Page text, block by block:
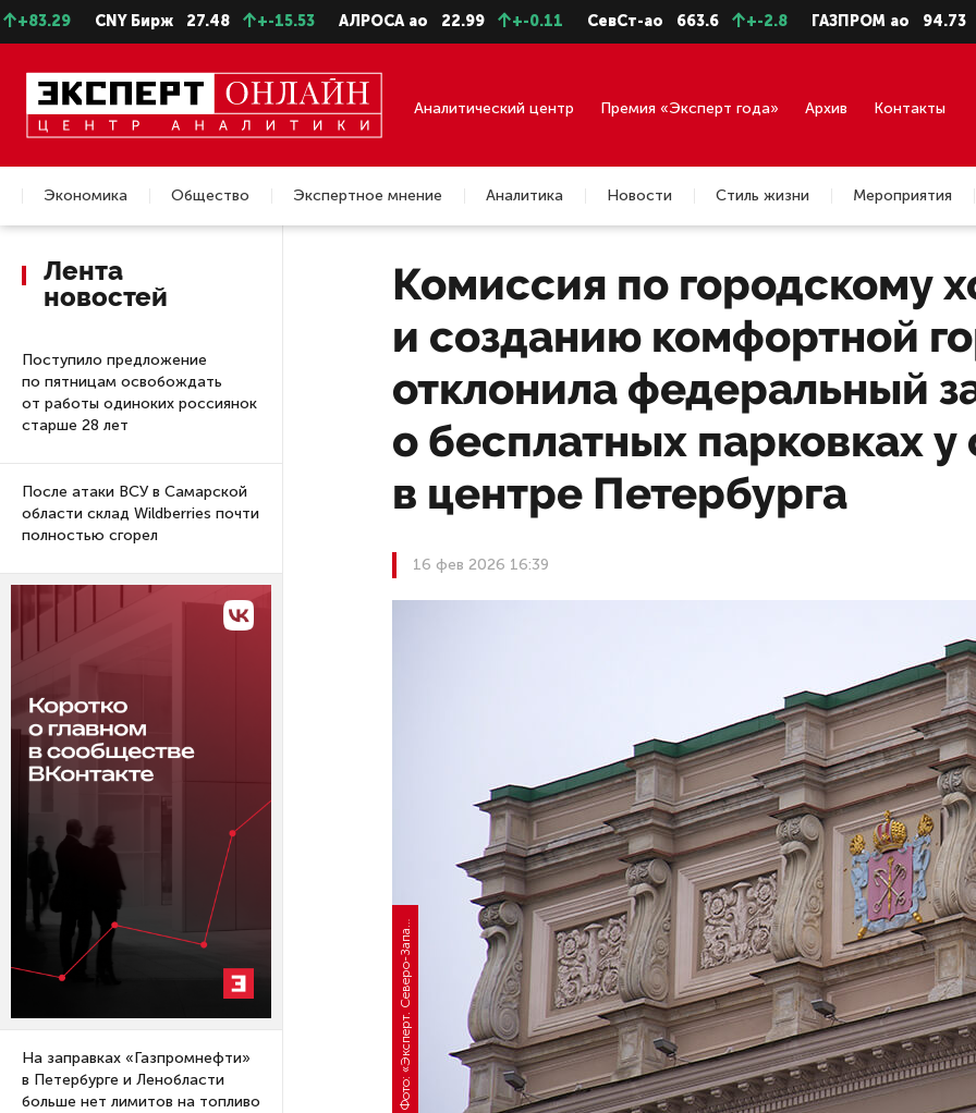
CNY Бирж 27.48 +-15.53 АЛРОСА ао 22.99 +-0.11 СевСт-ао 663.6 +-2.8 ГАЗПРОМ ао 94.73 +-
Аналитический центр Премия «Эксперт года» Архив Контакты
Экономика Общество Экспертное мнение Аналитика Новости Стиль жизни
Мероприятия
Недвижимость
Лента
новостей
Поступило предложение
по пятницам освобождать
от работы одиноких россиянок
старше 28 лет
После атаки ВСУ в Самарской
области склад Wildberries почти
полностью сгорел
На заправках «Газпромнефти»
в Петербурге и Ленобласти
больше нет лимитов на топливо
Комиссия по городскому
и созданию комфортной
отклонила федеральный
о бесплатных парковках у
в центре Петербурга
16 фев 2026 16:39
Ф
о
т
о
:
«
Э
к
с
п
е
р
т
.
С
е
в
е
р
о
-
З
а
п
а
д
»